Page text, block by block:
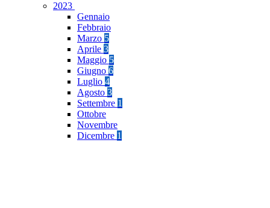
2023
Gennaio
Febbraio
Marzo 5
Aprile 3
Maggio 5
Giugno 6
Luglio 4
Agosto 3
Settembre 1
Ottobre
Novembre
Dicembre 1